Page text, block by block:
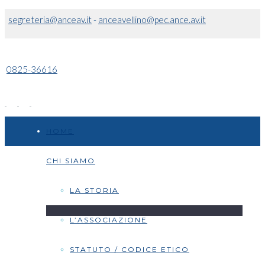
segreteria@anceav.it- anceavellino@pec.ance.av.it
0825-36616
CHI SIAMO
LA STORIA
L’ASSOCIAZIONE
STATUTO / CODICE ETICO